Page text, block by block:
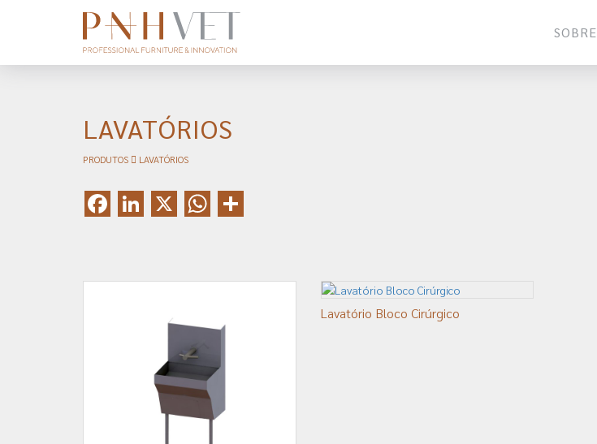
SOBRE
LAVATÓRIOS
PRODUTOS LAVATÓRIOS
FacebookLinkedIn WhatsApp
Lavatório Bloco Cirúrgico